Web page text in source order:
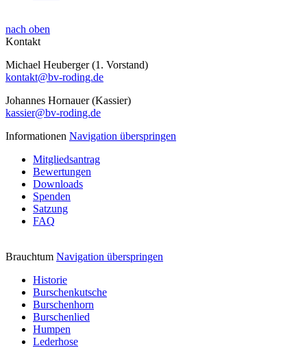
nach oben
Kontakt
Michael Heuberger (1. Vorstand)
kontakt@bv-roding.de
Johannes Hornauer (Kassier)
kassier@bv-roding.de
Informationen Navigation überspringen
Mitgliedsantrag
Bewertungen
Downloads
Spenden
Satzung
FAQ
Brauchtum Navigation überspringen
Historie
Burschenkutsche
Burschenhorn
Burschenlied
Humpen
Lederhose